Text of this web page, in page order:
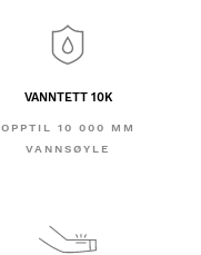
VANNTETT 10K
OPPTIL 10 000 MM
VANNSØYLE